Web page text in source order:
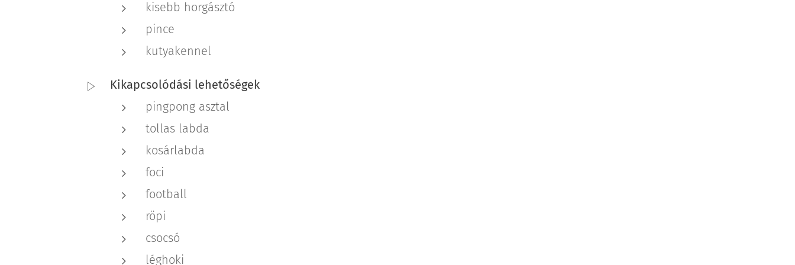
kisebb horgásztó
pince
kutyakennel
Kikapcsolódási lehetőségek
pingpong asztal
tollas labda
kosárlabda
foci
football
röpi
csocsó
léghoki